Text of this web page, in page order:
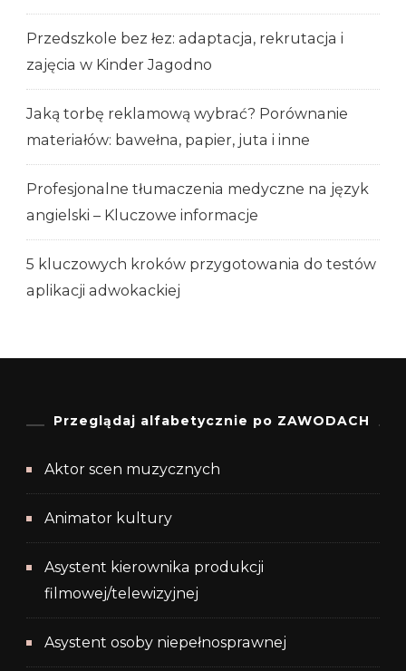
Przedszkole bez łez: adaptacja, rekrutacja i
zajęcia w Kinder Jagodno
Jaką torbę reklamową wybrać? Porównanie
materiałów: bawełna, papier, juta i inne
Profesjonalne tłumaczenia medyczne na język
angielski – Kluczowe informacje
5 kluczowych kroków przygotowania do testów
aplikacji adwokackiej
Przeglądaj alfabetycznie po ZAWODACH
Aktor scen muzycznych
Animator kultury
Asystent kierownika produkcji
filmowej/telewizyjnej
Asystent osoby niepełnosprawnej